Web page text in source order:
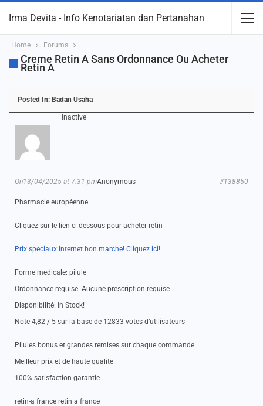
Irma Devita - Info Kenotariatan dan Pertanahan
Home Forums
Creme Retin A Sans Ordonnance Ou Acheter
Retin A
Posted In: Badan Usaha
Inactive
Anonymous
On13/04/2025 at 7:31 pm #138850
Pharmacie européenne
Cliquez sur le lien ci-dessous pour acheter retin
Prix speciaux internet bon marche! Cliquez ici!
Forme medicale: pilule
Ordonnance requise: Aucune prescription requise
Disponibilité: In Stock!
Note 4,82 / 5 sur la base de 12833 votes d’utilisateurs
Pilules bonus et grandes remises sur chaque commande
Meilleur prix et de haute qualite
100% satisfaction garantie
retin-a france retin a france